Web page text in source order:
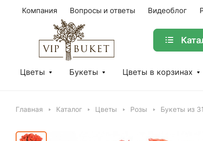
Компания Вопросы и ответы Видеоблог
Цветы Букеты Цветы в корзинах
Главная Каталог Цветы Розы Букеты из